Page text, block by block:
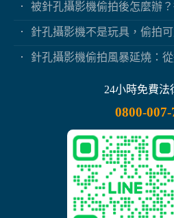
被針孔攝影機偷拍後怎麼辦
針孔攝影機不是玩具，偷拍
針孔攝影機偷拍風暴延燒：
24小時免費法
0800-007-